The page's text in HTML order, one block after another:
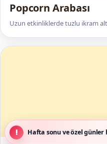
Popcorn Arabası
Uzun etkinliklerde tuzlu ikram
Hafta sonu ve özel günler